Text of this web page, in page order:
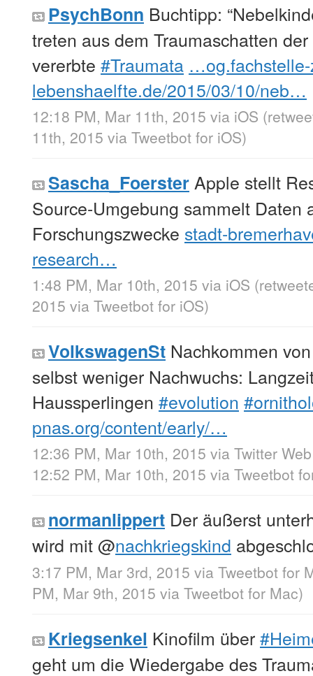
PsychBonn Buchtipp:
treten aus dem Traumaschatten der
vererbte #Traumata
lebenshaelfte.de/2015/03/10/neb…
12:18 PM, Mar 11th, 2015 via iOS
11th, 2015 via Tweetbot for iΟS)
Sascha_Foerster Apple stellt
Source-Umgebung sammelt Daten
Forschungszwecke stadt-
research…
1:48 PM, Mar 10th, 2015 via iOS
2015 via Tweetbot for iΟS)
VolkswagenSt Nachkommen
selbst weniger Nachwuchs:
Haussperlingen #evolution
pnas.org/content/early/…
12:36 PM, Mar 10th, 2015 via Twitter
12:52 PM, Mar 10th, 2015 via Tweetbot
normanlippert Der äußerst
wird mit@nachkriegskind
3:17 PM, Mar 3rd, 2015 via Tweetbot for
PM, Mar 9th, 2015 via Tweetbot for Mac)
Kriegsenkel Kinofilm über
geht um die Wiedergabe des